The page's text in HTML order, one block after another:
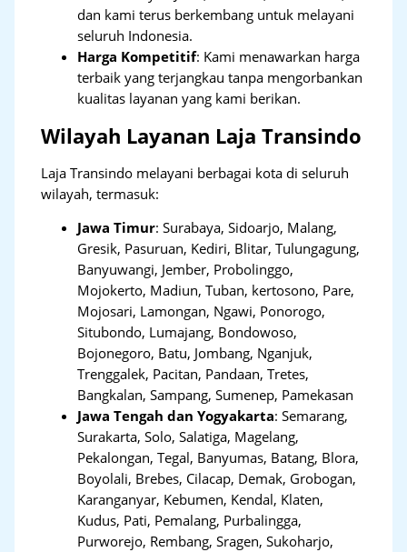
dan kami terus berkembang untuk melayani
seluruh Indonesia.
Harga Kompetitif: Kami menawarkan harga
terbaik yang terjangkau tanpa mengorbankan
kualitas layanan yang kami berikan.
Wilayah Layanan Laja Transindo
Laja Transindo melayani berbagai kota di seluruh
wilayah, termasuk:
Jawa Timur:Surabaya, Sidoarjo, Malang,
Gresik, Pasuruan, Kediri, Blitar, Tulungagung,
Banyuwangi, Jember, Probolinggo,
Mojokerto, Madiun, Tuban, kertosono, Pare,
Mojosari, Lamongan, Ngawi, Ponorogo,
Situbondo, Lumajang, Bondowoso,
Bojonegoro, Batu, Jombang, Nganjuk,
Trenggalek, Pacitan, Pandaan, Tretes,
Bangkalan, Sampang, Sumenep, Pamekasan
Jawa Tengah dan Yogyakarta:Semarang,
Surakarta, Solo, Salatiga, Magelang,
Pekalongan, Tegal, Banyumas, Batang, Blora,
Boyolali, Brebes, Cilacap, Demak, Grobogan,
Karanganyar, Kebumen, Kendal, Klaten,
Kudus, Pati, Pemalang, Purbalingga,
Purworejo, Rembang, Sragen, Sukoharjo,